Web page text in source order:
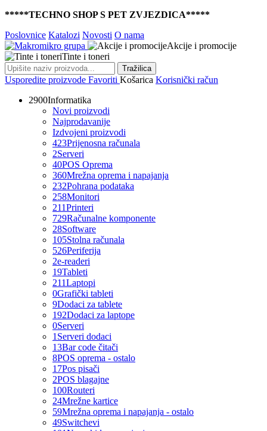
*****TECHNO SHOP S PET ZVJEZDICA*****
Poslovnice Katalozi Novosti O nama
Akcije i promocije
Tinte i toneri
Tražilica
Usporedite proizvode Favoriti Košarica Korisnički račun
2900Informatika
Novi proizvodi
Najprodavanije
Izdvojeni proizvodi
423Prijenosna računala
2Serveri
40POS Oprema
360Mrežna oprema i napajanja
232Pohrana podataka
258Monitori
211Printeri
729Računalne komponente
28Software
105Stolna računala
526Periferija
2e-readeri
19Tableti
211Laptopi
0Grafički tableti
9Dodaci za tablete
192Dodaci za laptope
0Serveri
1 Serveri dodaci
13Bar code čitači
8POS oprema - ostalo
17Pos pisači
2POS blagajne
100Routeri
24Mrežne kartice
59Mrežna oprema i napajanja - ostalo
49Switchevi